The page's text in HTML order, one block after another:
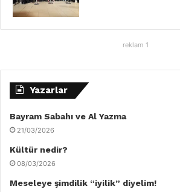
reklam 1
Yazarlar
Bayram Sabahı ve Al Yazma
21/03/2026
Kültür nedir?
08/03/2026
Meseleye şimdilik “iyilik” diyelim!